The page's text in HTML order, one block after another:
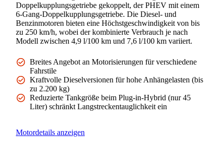
Doppelkupplungsgetriebe gekoppelt, der PHEV mit einem
6-Gang-Doppelkupplungsgetriebe. Die Diesel- und
Benzinmotoren bieten eine Höchstgeschwindigkeit von bis
zu 250 km/h, wobei der kombinierte Verbrauch je nach
Modell zwischen 4,9 l/100 km und 7,6 l/100 km variiert.
Breites Angebot an Motorisierungen für verschiedene
Fahrstile
Kraftvolle Dieselversionen für hohe Anhängelasten (bis
zu 2.200 kg)
Reduzierte Tankgröße beim Plug-in-Hybrid (nur 45
Liter) schränkt Langstreckentauglichkeit ein
Motordetails anzeigen